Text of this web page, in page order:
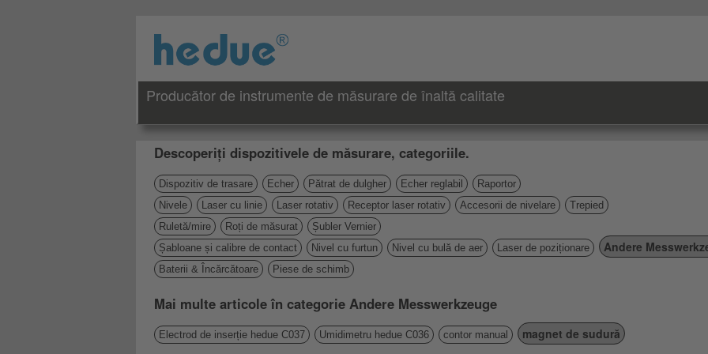
Producător de instrumente de măsurare de înaltă calitate
Descoperiți dispozitivele de măsurare, categoriile.
Dispozitiv de trasare Echer Pătrat de dulgher Echer reglabil
Raportor
Nivele
Laser cu linie Laser rotativ Receptor laser rotativ Accesorii de nivelare
Trepied
Ruletă/mire
Roți de măsurat
Șubler Vernier
Șabloane și calibre de contact
Nivel cu furtun Nivel cu bulă de aer Laser de poziționare Andere
Baterii & Încărcătoare Piese de schimb
Mai multe articole în categorie Andere Messwerkzeuge
Electrod de inserție hedue C037 Umidimetru hedue C036 contor manual magnet de sudură